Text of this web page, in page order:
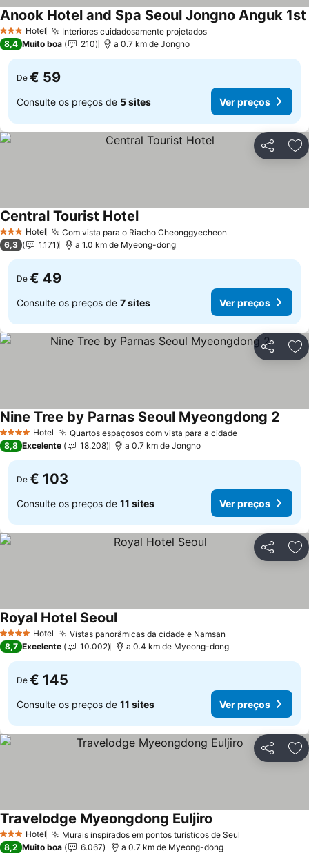
3 EstrelasHotel Interiores cuidadosamente projetadosVer preços
Anook Hotel and Spa Seoul Jongno Anguk 1st
8,4 Muito boa 210 a 0.7 km de Jongno
De € 59
Consulte os preços de 5 sites Ver preços
Partilhar
3 EstrelasHotel Com vista para o Riacho Cheonggyecheon
Central Tourist HotelVer preços
6,3 1.171 a 1.0 km de Myeong-dong
De € 49
Consulte os preços de 7 sites Ver preços
Partilhar
4 EstrelasHotel Quartos espaçosos com vista para a cidadeVer preços
Nine Tree by Parnas Seoul Myeongdong 2
8,8 Excelente 18.208 a 0.7 km de Jongno
De € 103
Consulte os preços de 11 sites Ver preços
Partilhar
4 EstrelasHotel Vistas panorâmicas da cidade e Namsan
Royal Hotel SeoulVer preços
8,7 Excelente 10.002 a 0.4 km de Myeong-dong
De € 145
Consulte os preços de 11 sites Ver preços
Partilhar
3 EstrelasHotel Murais inspirados em pontos turísticos de Seul
Travelodge Myeongdong Euljiro
8,2 Muito boa 6.067 a 0.7 km de Myeong-dong